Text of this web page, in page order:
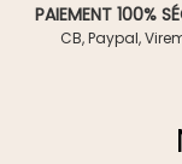
PAIEMENT 100%
CB, Paypal,